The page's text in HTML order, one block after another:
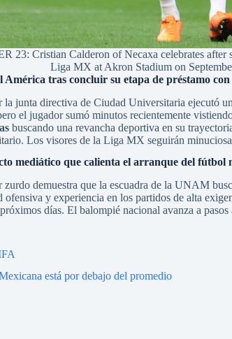
Cristian Calderon of Necaxa celebrates after
Liga MX at Akron Stadium on
tras concluir su etapa de préstamo con
junta directiva de Ciudad Universitaria ejecutó
el jugador sumó minutos recientemente
buscando una revancha deportiva en su
Los visores de la Liga MX seguirán
mediático que calienta el arranque del fútbol
demuestra que la escuadra de la UNAM
y experiencia en los partidos de alta
días. El balompié nacional avanza a
está por debajo del promedio